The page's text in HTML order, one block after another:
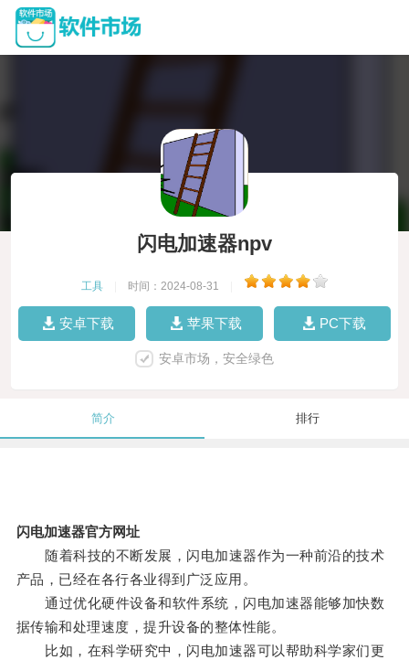
闪电加速器npv
工具 时间：2024-08-31
安卓下载 苹果下载 PC下载
安卓市场，安全绿色
简介 排行
闪电加速器官方网址
随着科技的不断发展，闪电加速器作为一种前沿的技术
产品，已经在各行各业得到广泛应用。
通过优化硬件设备和软件系统，闪电加速器能够加快数
据传输和处理速度，提升设备的整体性能。
比如，在科学研究中，闪电加速器可以帮助科学家们更